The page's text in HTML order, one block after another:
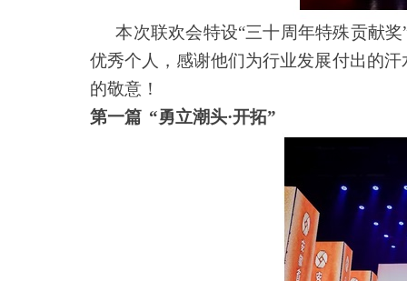
本次联欢会特设“三十周年特殊贡献
优秀个人，感谢他们为行业发展付出的
的敬意！
第一篇 “勇立潮头·开拓”